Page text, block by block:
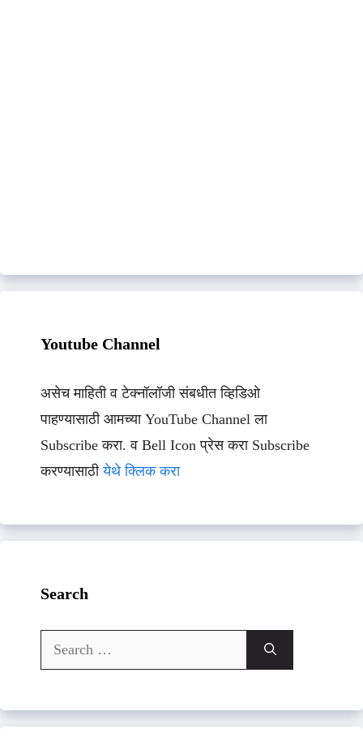
Youtube Channel
असेच माहिती व टेक्नॉलॉजी संबधीत व्हिडिओ
पाहण्यासाठी आमच्या YouTube Channel ला
Subscribe करा. व Bell Icon प्रेस करा Subscribe
करण्यासाठीयेथे क्लिक करा
Search
Search
for: